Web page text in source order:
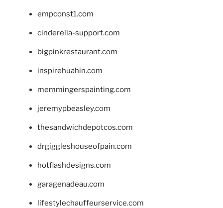
empconst1.com
cinderella-support.com
bigpinkrestaurant.com
inspirehuahin.com
memmingerspainting.com
jeremypbeasley.com
thesandwichdepotcos.com
drgiggleshouseofpain.com
hotflashdesigns.com
garagenadeau.com
lifestylechauffeurservice.com